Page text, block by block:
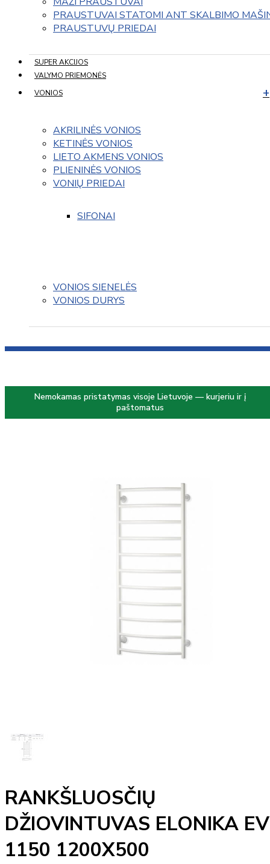
PRAUSTUVAI STATOMI ANT SKALBIMO
PRAUSTUVŲ PRIEDAI
SUPER AKCIJOS
VALYMO PRIEMONĖS
VONIOS
AKRILINĖS VONIOS
KETINĖS VONIOS
LIETO AKMENS VONIOS
PLIENINĖS VONIOS
VONIŲ PRIEDAI
SIFONAI
VONIOS SIENELĖS
VONIOS DURYS
Nemokamas pristatymas visoje Lietuvoje — kurjeriu ir į
paštomatus
RANKŠLUOSČIŲ
DŽIOVINTUVAS ELONIKA EV
1150 1200X500